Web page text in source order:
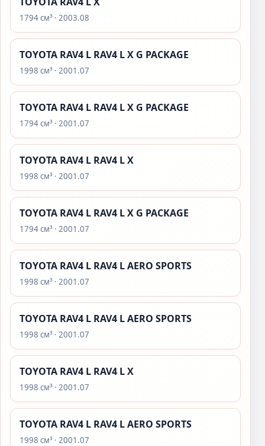
1794 см³ · 2003.08
TOYOTA RAV4 L RAV4 L X G PACKAGE
1998 см³ · 2001.07
TOYOTA RAV4 L RAV4 L X G PACKAGE
1794 см³ · 2001.07
TOYOTA RAV4 L RAV4 L X
1998 см³ · 2001.07
TOYOTA RAV4 L RAV4 L X G PACKAGE
1794 см³ · 2001.07
TOYOTA RAV4 L RAV4 L AERO SPORTS
1998 см³ · 2001.07
TOYOTA RAV4 L RAV4 L AERO SPORTS
1998 см³ · 2001.07
TOYOTA RAV4 L RAV4 L X
1998 см³ · 2001.07
TOYOTA RAV4 L RAV4 L AERO SPORTS
1998 см³ · 2001.07